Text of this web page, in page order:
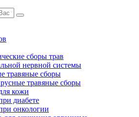
сборы трав
нервной системы
травяные сборы
травяные сборы
кожи
диабете
онкологии